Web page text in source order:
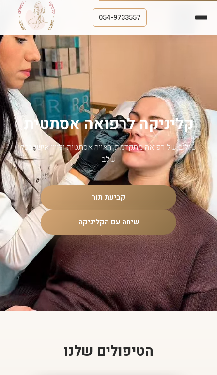
054-9733557
קליניקה לרפואה אסתטית
שילוב של רפואה מתקדמת, ראייה אסתטית וליווי אישי בכל
שלב
קביעת תור
שיחה עם הקליניקה
הטיפולים שלנו